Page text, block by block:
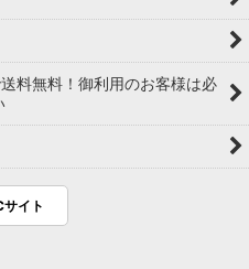
料無料！御利用のお客様は必
サイト